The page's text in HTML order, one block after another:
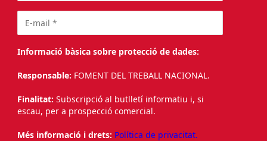
Informació bàsica sobre protecció de dades:
Responsable: FOMENT DEL TREBALL NACIONAL.
Finalitat: Subscripció al butlletí informatiu i, si
escau, per a prospecció comercial.
Més informació i drets: Política de privacitat.